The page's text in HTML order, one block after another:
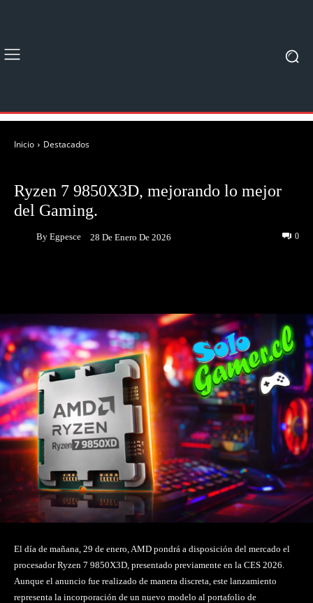
Inicio Destacados
Ryzen 7 9850X3D, mejorando lo mejor
del Gaming.
By Egpesce 28 De Enero De 2026 0
El día de mañana, 29 de enero, AMD pondrá a disposición del mercado el
procesador Ryzen 7 9850X3D, presentado previamente en la CES 2026.
Aunque el anuncio fue realizado de manera discreta, este lanzamiento
representa la incorporación de un nuevo modelo al portafolio de